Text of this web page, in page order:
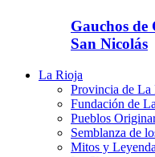
Gauchos
San Nicolás
La Rioja
Provincia de La
Fundación de
Pueblos
Semblanza de
Mitos y